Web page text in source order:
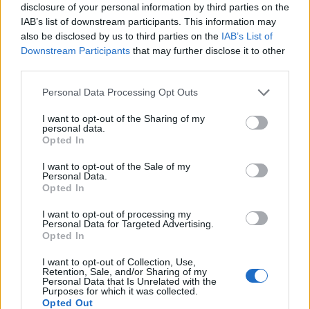
disclosure of your personal information by third parties on the
IAB’s list of downstream participants. This information may
also be disclosed by us to third parties on the IAB’s List of
Downstream Participants that may further disclose it to other
Personal Data Processing Opt Outs
I want to opt-out of the Sharing of my
personal data.
Opted In
I want to opt-out of the Sale of my
Personal Data.
Opted In
I want to opt-out of processing my
Personal Data for Targeted Advertising.
Opted In
I want to opt-out of Collection, Use,
Retention, Sale, and/or Sharing of my
Personal Data that Is Unrelated with the
Purposes for which it was collected.
Opted Out
Redazione Fantacalcio.it